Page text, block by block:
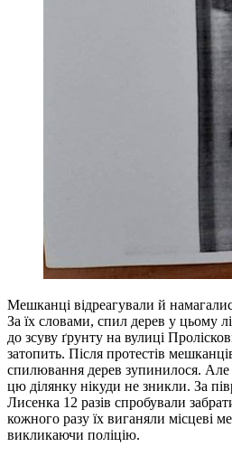
Мешканці відреагували й
За їх словами, спил дерев у цьому
до зсуву ґрунту на вулиці
затопить. Після протестів
спилювання дерев зупинилося. Але
цю ділянку нікуди не зникли. За
Лисенка 12 разів спробували
кожного разу їх виганяли місцеві
викликаючи поліцію.